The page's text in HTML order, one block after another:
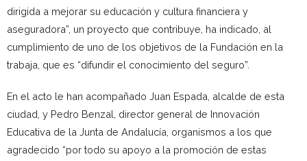
dirigida a mejorar su educación y cultura financiera y
aseguradora”, un proyecto que contribuye, ha indicado, al
cumplimiento de uno de los objetivos de la Fundación en la
trabaja, que es “difundir el conocimiento del seguro”.
En el acto le han acompañado Juan Espada, alcalde de esta
ciudad, y Pedro Benzal, director general de Innovación
Educativa de la Junta de Andalucía, organismos a los que
agradecido “por todo su apoyo a la promoción de estas